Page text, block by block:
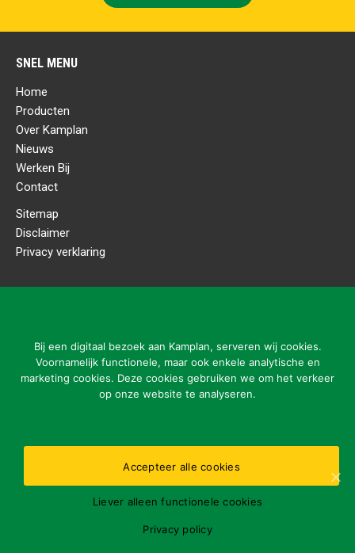
SNEL MENU
Home
Producten
Over Kamplan
Nieuws
Werken Bij
Contact
Sitemap
Disclaimer
Privacy verklaring
5281 RN Boxtel
Tel: 31 (0)411-615700
info@kamplan.com
Openingstijden kantoor:
ma-vr 7.00-16.00 uur
Gelieve storingen buiten openingstijden enkel te melden
Bij een digitaal bezoek aan Kamplan, serveren wij cookies.
Voornamelijk functionele, maar ook enkele analytische en
marketing cookies. Deze cookies gebruiken we om het verkeer
op onze website te analyseren.
Accepteer alle cookies
Liever alleen functionele cookies
Privacy policy